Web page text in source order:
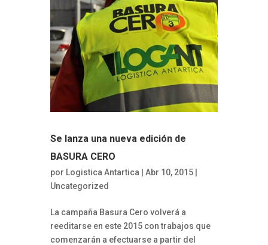
Se lanza una nueva edición de
BASURA CERO
por Logistica Antartica | Abr 10, 2015 |
Uncategorized
La campaña Basura Cero volverá a
reeditarse en este 2015 con trabajos que
comenzarán a efectuarse a partir del